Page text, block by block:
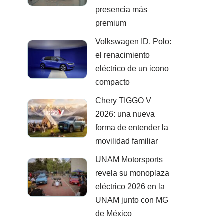
presencia más
premium
Volkswagen ID. Polo:
el renacimiento
eléctrico de un icono
compacto
Chery TIGGO V
2026: una nueva
forma de entender la
movilidad familiar
UNAM Motorsports
revela su monoplaza
eléctrico 2026 en la
UNAM junto con MG
de México